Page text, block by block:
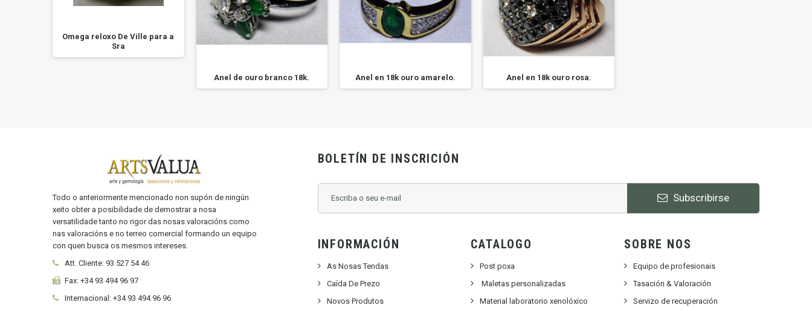
Omega reloxo De Ville para a
Sra
Anel de ouro branco 18k. Anel en 18k ouro amarelo. Anel en 18k ouro rosa.
Todo o anteriormente mencionado non supón de ningún
xeito obter a posibilidade de demostrar a nosa
versatilidade tanto no rigor das nosas valoracións como
nas valoracións e no terreo comercial formando un equipo
con quen busca os mesmos intereses.
Att. Cliente: 93 527 54 46
Fax: +34 93 494 96 97
Internacional: +34 93 494 96 96
BOLETÍN DE INSCRICIÓN
Subscribirse
INFORMACIÓN
As Nosas Tendas
Caída De Prezo
Novos Produtos
CATALOGO
Post poxa
Maletas personalizadas
Material laboratorio xenolóxico
SOBRE NOS
Equipo de profesionais
Tasación & Valoración
Servizo de recuperación